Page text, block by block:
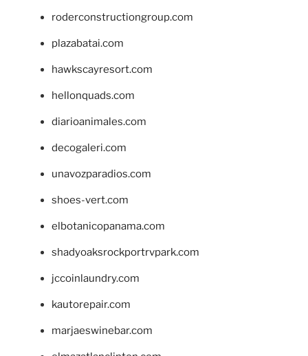
roderconstructiongroup.com
plazabatai.com
hawkscayresort.com
hellonquads.com
diarioanimales.com
decogaleri.com
unavozparadios.com
shoes-vert.com
elbotanicopanama.com
shadyoaksrockportrvpark.com
jccoinlaundry.com
kautorepair.com
marjaeswinebar.com